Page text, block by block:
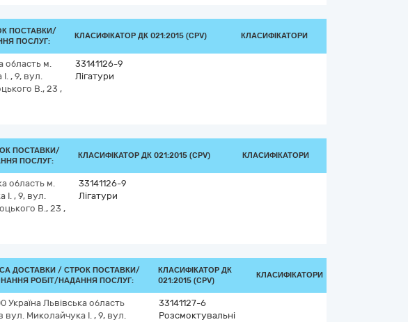
ПОСТАВКИ/
ПОСЛУГ:
КЛАСИФІКАТОР ДК 021:2015 (CPV) КЛАСИФІКАТОРИ
область м.
, 9, вул.
В., 23 ,
33141126-9
Лігатури
ПОСТАВКИ/
ПОСЛУГ:
КЛАСИФІКАТОР ДК 021:2015 (CPV) КЛАСИФІКАТОРИ
область м.
І. , 9, вул.
В., 23 ,
33141126-9
Лігатури
ДОСТАВКИ / СТРОК ПОСТАВКИ/
РОБІТ/НАДАННЯ ПОСЛУГ:
КЛАСИФІКАТОР ДК
021:2015 (CPV)
КЛАСИФІКАТОРИ
Україна Львівська область
вул. Миколайчука І. , 9, вул.
33141127-6
Розсмоктувальні